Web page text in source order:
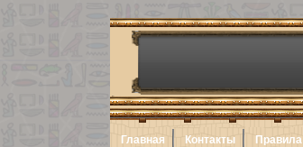
Главная Контакты Правила